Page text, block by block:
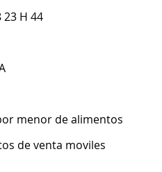
23 H 44
menor de alimentos
de venta moviles